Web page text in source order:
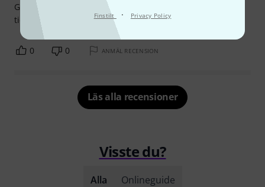
Finstilt · Privacy Policy
GrandMA3 i kombination med en Companion för att spara
tid på min kodning/musikalisk spelning.
0 0 ANMÄL RECENSION
Läs alla recensioner
Visste du?
Alla Onlineguide